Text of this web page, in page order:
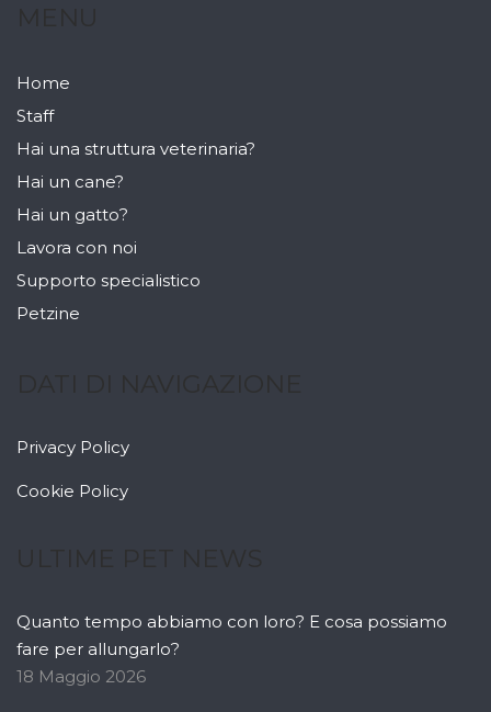
Home
Staff
Hai una struttura veterinaria?
Hai un cane?
Hai un gatto?
Lavora con noi
Supporto specialistico
Petzine
Privacy Policy
Cookie Policy
Quanto tempo abbiamo con loro? E cosa possiamo
fare per allungarlo?
18 Maggio 2026